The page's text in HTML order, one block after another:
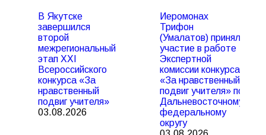
В Якутске
завершился
второй
межрегиональный
этап XXI
Всероссийского
конкурса «За
нравственный
подвиг учителя»
03.08.2026
Иеромонах
Трифон
(Умалатов) принял
участие в работе
Экспертной
комиссии конкурса
«За нравственный
подвиг учителя» по
Дальневосточному
федеральному
округу